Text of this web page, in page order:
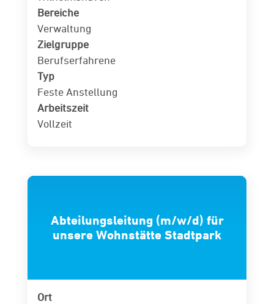
Bereiche
Verwaltung
Zielgruppe
Berufserfahrene
Typ
Feste Anstellung
Arbeitszeit
Vollzeit
Abteilungsleitung (m/w/d) für
unsere Wohnstätte Stadtpark
Ort